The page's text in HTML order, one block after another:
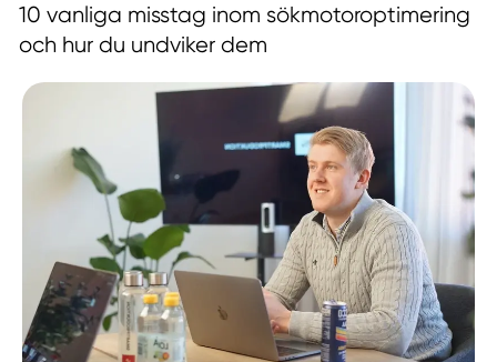
10 vanliga misstag inom sökmotoroptimering
och hur du undviker dem